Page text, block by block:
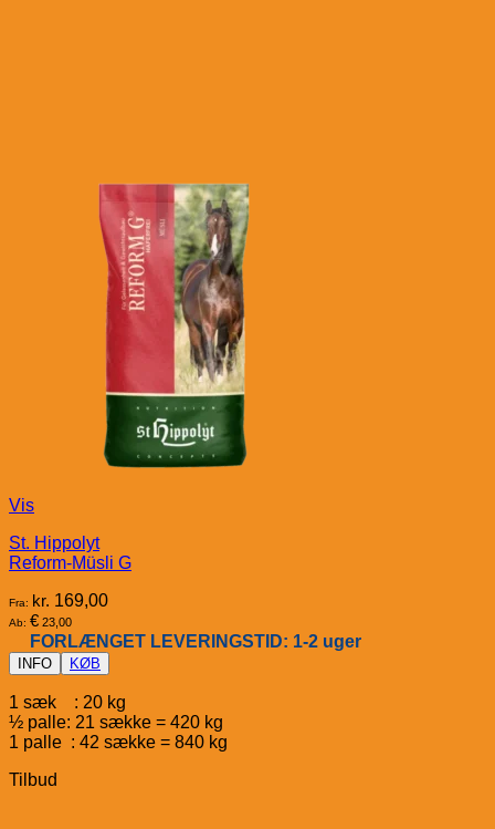
Vis
St. Hippolyt
Reform-Müsli G
Fra: kr. 169,00
Ab: € 23,00
FORLÆNGET LEVERINGSTID: 1-2 uger
INFO KØB
1 sæk : 20 kg
½ palle: 21 sække = 420 kg
1 palle : 42 sække = 840 kg
Tilbud